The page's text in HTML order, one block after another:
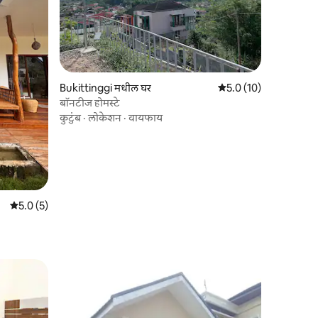
5 पैकी 5.0 सरासरी रेटिंग, 5 रिव्ह्यूज
5.0 (5)
Bukittinggi मधील घर 5 पैकी 5.0 सरासरी रेटिंग,
5.0 (10)
बॉनटीज होमस्टे
कुटुंब·लोकेशन ·वायफाय